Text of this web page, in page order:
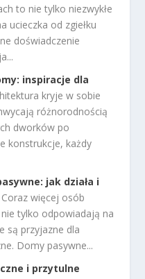
to nie tylko niezwykłe
ucieczka od zgiełku
doświadczenie
inspiracje dla
kryje w sobie
różnorodnością
dworków po
konstrukcje, każdy
jak działa i
Coraz więcej osób
tylko odpowiadają na
są przyjazne dla
Domy pasywne...
i przytulne